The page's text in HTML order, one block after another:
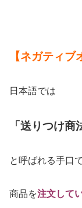
【ネガティブ
日本語では
「送りつけ商
と呼ばれる手口で
商品を注文して